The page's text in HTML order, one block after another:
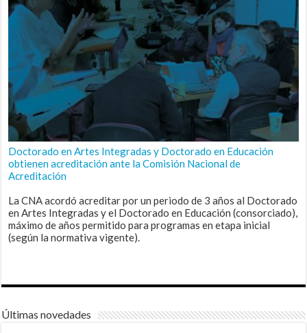
Doctorado en Artes Integradas y Doctorado en Educación
obtienen acreditación ante la Comisión Nacional de
Acreditación
La CNA acordó acreditar por un periodo de 3 años al Doctorado
en Artes Integradas y el Doctorado en Educación (consorciado),
máximo de años permitido para programas en etapa inicial
(según la normativa vigente).
Últimas novedades